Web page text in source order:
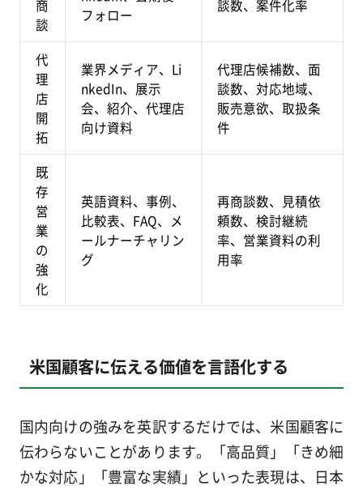
商
談
フォロー
談数、案件化率
代
理
店
開
拓
業界メディア、Li
nkedIn、展示
会、紹介、代理店
向け資料
代理店候補数、面
談数、対応地域、
販売意欲、取扱条
件
既
存
営
業
の
強
化
英語資料、事例、
比較表、FAQ、メ
ールナーチャリン
グ
再商談数、見積依
頼数、検討継続
率、営業資料の利
用率
米国顧客に伝える価値を言語化する
国内向けの強みを英訳するだけでは、米国顧客に
伝わらないことがあります。「高品質」「きめ細
かな対応」「豊富な実績」といった表現は、日本